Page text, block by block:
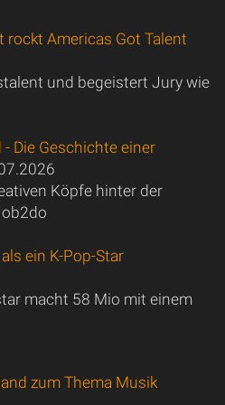
rockt Americas Got Talent
und begeistert Jury wie
Die Geschichte einer
Köpfe hinter der
ein K-Pop-Star
macht 58 Mio mit einem
zum Thema Musik